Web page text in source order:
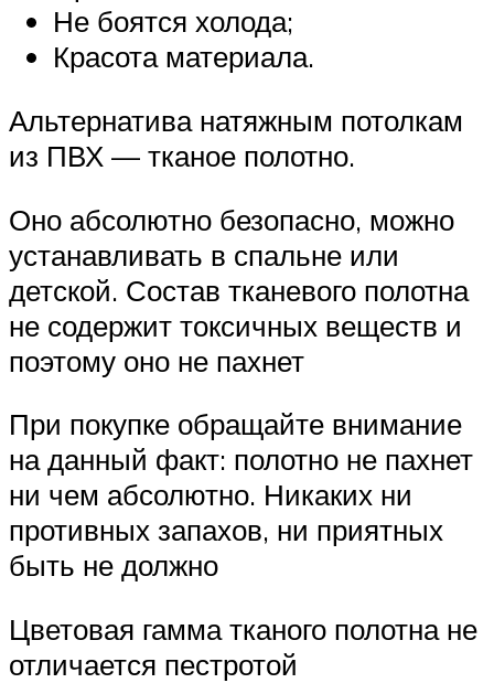
Не боятся холода;
Красота материала.
Альтернатива натяжным потолкам
из ПВХ — тканое полотно.
Оно абсолютно безопасно, можно
устанавливать в спальне или
детской. Состав тканевого полотна
не содержит токсичных веществ и
поэтому оно не пахнет
При покупке обращайте внимание
на данный факт: полотно не пахнет
ни чем абсолютно. Никаких ни
противных запахов, ни приятных
быть не должно
Цветовая гамма тканого полотна не
отличается пестротой